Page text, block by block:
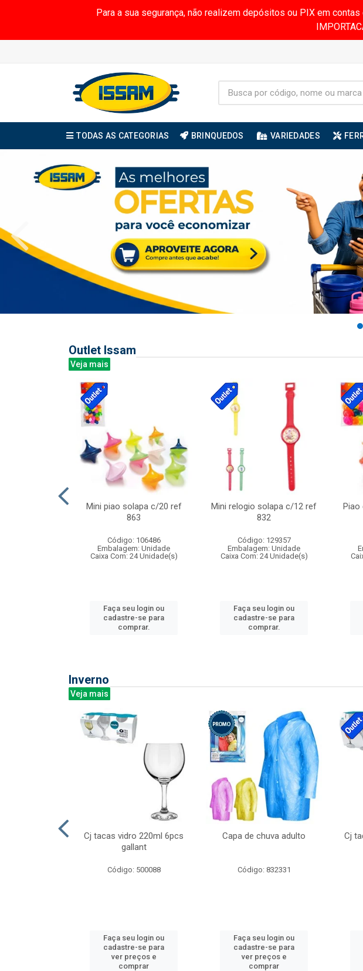
Para a sua segurança, não realizem depósitos ou PIX em
TODAS AS CATEGORIAS BRINQUEDOS VARIEDADES
Outlet Issam
Veja mais
Mini piao solapa c/20 ref
863
Código: 106486
Embalagem: Unidade
Caixa Com: 24 Unidade(s)
Faça seu login ou
cadastre-se para
comprar.
Mini relogio solapa c/12 ref
832
Código: 129357
Embalagem: Unidade
Caixa Com: 24 Unidade(s)
Faça seu login ou
cadastre-se para
comprar.
Piao
Inverno
Veja mais
Cj tacas vidro 220ml 6pcs
gallant
Código: 500088
Faça seu login ou
cadastre-se para
ver preços e
comprar
Capa de chuva adulto
Código: 832331
Faça seu login ou
cadastre-se para
ver preços e
comprar
Cj